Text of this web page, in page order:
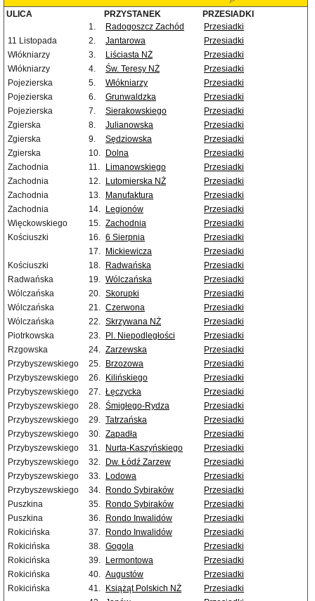
ULICA PRZYSTANEK
PRZESIADKI
1.
Radogoszcz Zachód
Przesiadki
11 Listopada
2. Jantarowa
Przesiadki
Włókniarzy
3. Liściasta NŻ
Przesiadki
Włókniarzy
4. Św. Teresy NŻ
Przesiadki
Pojezierska
5. Włókniarzy
Przesiadki
Pojezierska
6. Grunwaldzka
Przesiadki
Pojezierska
7. Sierakowskiego
Przesiadki
Zgierska
8. Julianowska
Przesiadki
Zgierska
9. Sędziowska
Przesiadki
Zgierska
10. Dolna
Przesiadki
Zachodnia
11. Limanowskiego
Przesiadki
Zachodnia
12. Lutomierska NŻ
Przesiadki
Zachodnia
13. Manufaktura
Przesiadki
Zachodnia
14. Legionów
Przesiadki
Więckowskiego
15. Zachodnia
Przesiadki
Kościuszki
16. 6 Sierpnia
Przesiadki
17.
Mickiewicza
Przesiadki
Kościuszki
18. Radwańska
Przesiadki
Radwańska
19. Wólczańska
Przesiadki
Wólczańska
20. Skorupki
Przesiadki
Wólczańska
21. Czerwona
Przesiadki
Wólczańska
22. Skrzywana NŻ
Przesiadki
Piotrkowska
23. Pl. Niepodległości
Przesiadki
Rzgowska
24. Zarzewska
Przesiadki
Przybyszewskiego
25. Brzozowa
Przesiadki
Przybyszewskiego
26. Kilińskiego
Przesiadki
Przybyszewskiego
27. Łęczycka
Przesiadki
Przybyszewskiego
28. Śmigłego-Rydza
Przesiadki
Przybyszewskiego
29. Tatrzańska
Przesiadki
Przybyszewskiego
30. Zapadła
Przesiadki
Przybyszewskiego
31. Nurta-Kaszyńskiego
Przesiadki
Przybyszewskiego
32. Dw. Łódź Zarzew
Przesiadki
Przybyszewskiego
33. Lodowa
Przesiadki
Przybyszewskiego
34. Rondo Sybiraków
Przesiadki
Puszkina
35. Rondo Sybiraków
Przesiadki
Puszkina
36. Rondo Inwalidów
Przesiadki
Rokicińska
37. Rondo Inwalidów
Przesiadki
Rokicińska
38. Gogola
Przesiadki
Rokicińska
39. Lermontowa
Przesiadki
Rokicińska
40. Augustów
Przesiadki
Rokicińska
41. Książąt Polskich NŻ
Przesiadki